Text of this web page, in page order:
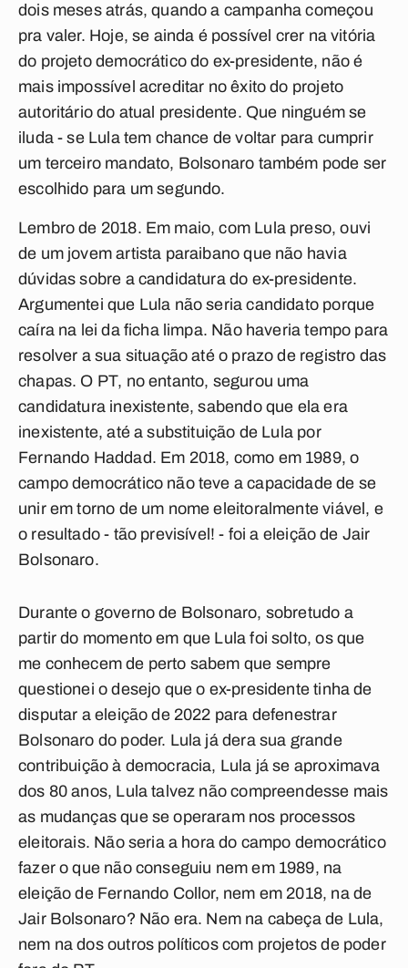
dois meses atrás, quando a campanha começou
pra valer. Hoje, se ainda é possível crer na vitória
do projeto democrático do ex-presidente, não é
mais impossível acreditar no êxito do projeto
autoritário do atual presidente. Que ninguém se
iluda - se Lula tem chance de voltar para cumprir
um terceiro mandato, Bolsonaro também pode ser
escolhido para um segundo.
Lembro de 2018. Em maio, com Lula preso, ouvi
de um jovem artista paraibano que não havia
dúvidas sobre a candidatura do ex-presidente.
Argumentei que Lula não seria candidato porque
caíra na lei da ficha limpa. Não haveria tempo para
resolver a sua situação até o prazo de registro das
chapas. O PT, no entanto, segurou uma
candidatura inexistente, sabendo que ela era
inexistente, até a substituição de Lula por
Fernando Haddad. Em 2018, como em 1989, o
campo democrático não teve a capacidade de se
unir em torno de um nome eleitoralmente viável, e
o resultado - tão previsível! - foi a eleição de Jair
Bolsonaro.
Durante o governo de Bolsonaro, sobretudo a
partir do momento em que Lula foi solto, os que
me conhecem de perto sabem que sempre
questionei o desejo que o ex-presidente tinha de
disputar a eleição de 2022 para defenestrar
Bolsonaro do poder. Lula já dera sua grande
contribuição à democracia, Lula já se aproximava
dos 80 anos, Lula talvez não compreendesse mais
as mudanças que se operaram nos processos
eleitorais. Não seria a hora do campo democrático
fazer o que não conseguiu nem em 1989, na
eleição de Fernando Collor, nem em 2018, na de
Jair Bolsonaro? Não era. Nem na cabeça de Lula,
nem na dos outros políticos com projetos de poder